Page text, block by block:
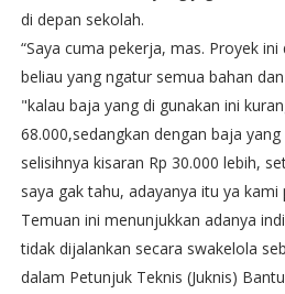
di depan sekolah.
“Saya cuma pekerja, mas. Proyek
beliau yang ngatur semua bahan
"kalau baja yang di gunakan ini
68.000,sedangkan dengan baja
selisihnya kisaran Rp 30.000 lebih,
saya gak tahu, adayanya itu ya kami
Temuan ini menunjukkan adanya
tidak dijalankan secara swakelola
dalam Petunjuk Teknis (Juknis)